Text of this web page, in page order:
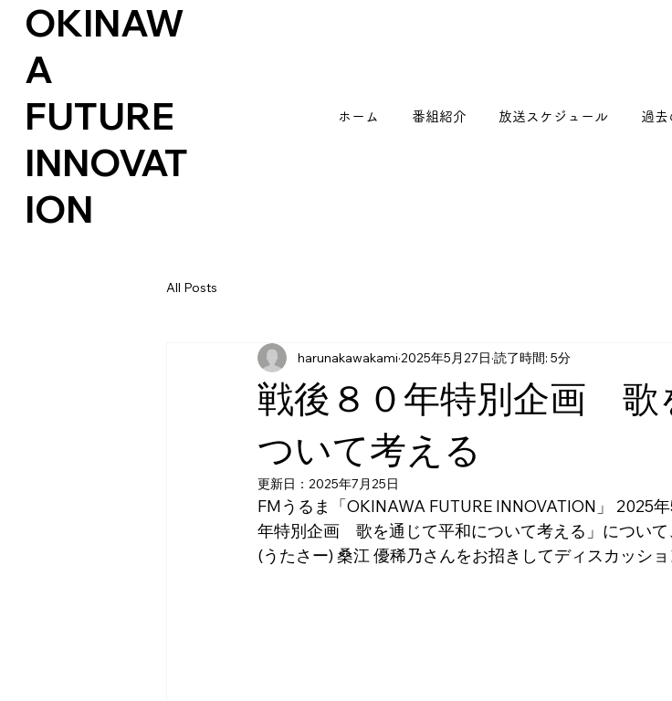
OKINAW
A
FUTURE
INNOVAT
ION
ホーム 番組紹介 放送スケジュール 過去
All Posts
戦後８０年特別企画 歌
ついて考える
harunakawakami 2025年5月27日 読了時間: 5分
更新日： 2025年7月25日
FMうるま「OKINAWA FUTURE INNOVATION」 2025
年特別企画　歌を通じて平和について考える」につい
(うたさー) 桑江 優稀乃さんをお招きしてディスカッショ